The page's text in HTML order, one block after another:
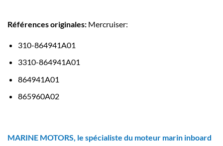
Références originales: Mercruiser:
310-864941A01
3310-864941A01
864941A01
865960A02
MARINE MOTORS, le spécialiste du moteur marin inboard